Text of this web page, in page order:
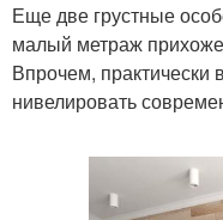
Еще две грустные
малый метраж
Впрочем, практически
нивелировать